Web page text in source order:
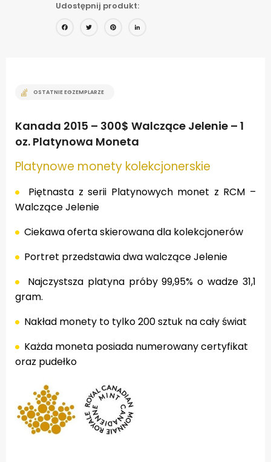
Udostępnij produkt:
Facebook
TwitterPinterest
OSTATNIE EGZEMPLARZE
Kanada 2015 – 300$ Walczące Jelenie – 1
oz. Platynowa Moneta
Platynowe monety kolekcjonerskie
Piętnasta z serii Platynowych monet z RCM –
Walczące Jelenie
Ciekawa oferta skierowana dla kolekcjonerów
Portret przedstawia dwa walczące Jelenie
Najczystsza platyna próby 99,95% o wadze 31,1
gram.
Nakład monety to tylko 200 sztuk na cały świat
Każda moneta posiada numerowany certyfikat
oraz pudełko